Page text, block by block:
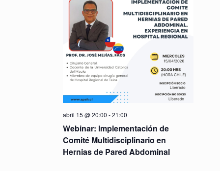
Webinar: Implementación de
Comité Multidisciplinario en
Hernias de Pared Abdominal
abril 15 @ 20:00 -21:00